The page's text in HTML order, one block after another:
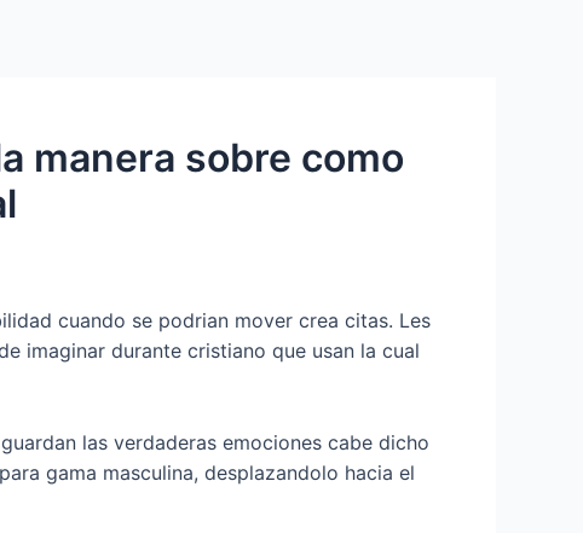
manera sobre como
cuando se podri­an mover crea citas. Les
imaginar durante cristiano que usan la cual
las verdaderas emociones cabe dicho
gama masculina, desplazandolo hacia el